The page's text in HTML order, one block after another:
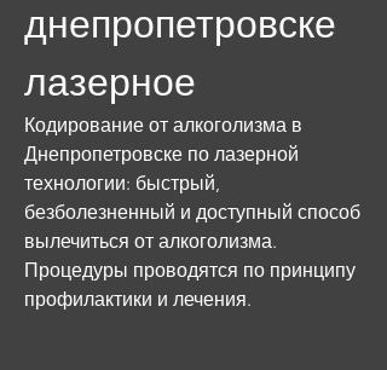
днепропетровске
лазерное
Кодирование от алкоголизма в
Днепропетровске по лазерной
технологии: быстрый,
безболезненный и доступный способ
вылечиться от алкоголизма.
Процедуры проводятся по принципу
профилактики и лечения.